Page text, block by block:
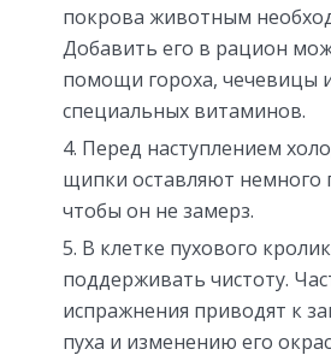
покрова животным
Добавить его в рацион
помощи гороха, чечевицы
специальных витаминов.
Перед наступлением
щипки оставляют немного
чтобы он не замерз.
В клетке пухового
поддерживать чистоту.
испражнения приводят к
пуха и изменению его